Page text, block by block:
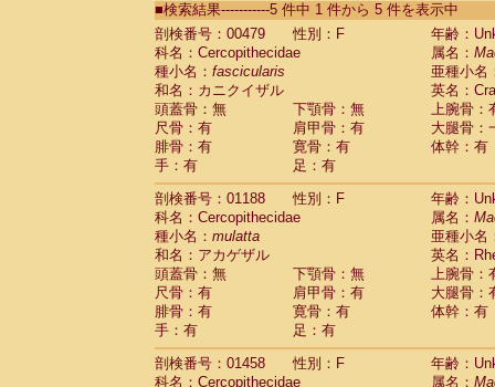
CebidaeSaguinus labiatus(0)
Cebidae Saguinus leucopus (0)
CebidaeSaguinus midas
CebidaeSaguinus mystax
CebidaeSaguinus nigricollis (1)
Cebidae Saguinus oedipus
Cebidae Saguinus weddelli
Cebidae Saguinusspp.
Cebidae Aotus trivirgatus
Cebidae Cebus albifrons
CebidaeCebus apella
Cebidae
CebidaeCebus nigrivittatus
Cebidae Cebusspp.(0)
Cebidae Saimiri boliviensis
Cebidae Saimiri sciureus
Atelidae Alouatta caraya
AtelidaeAlouatta fusca
AtelidaeAlouatta seniculus
■検索結果-----------5 件中 1 件から 5 件を表示中
剖検番号：00479
性別：F
年齢：
科名：Cercopithecidae
属名：
種小名： fascicularis
亜種小名
和名：カニクイザル
英名：
頭蓋骨：無
下顎骨：無
上腕骨：
尺骨：有
肩甲骨：有
大腿骨：
腓骨：有
寛骨：有
体幹：有
手：有
足：有
剖検番号：01188
性別：F
年齢：
科名：Cercopithecidae
属名：
種小名： mulatta
亜種小名
和名：アカゲザル
英名：
頭蓋骨：無
下顎骨：無
上腕骨：
尺骨：有
肩甲骨：有
大腿骨：
腓骨：有
寛骨：有
体幹：有
手：有
足：有
剖検番号：01458
性別：F
年齢：
科名：Cercopithecidae
属名：